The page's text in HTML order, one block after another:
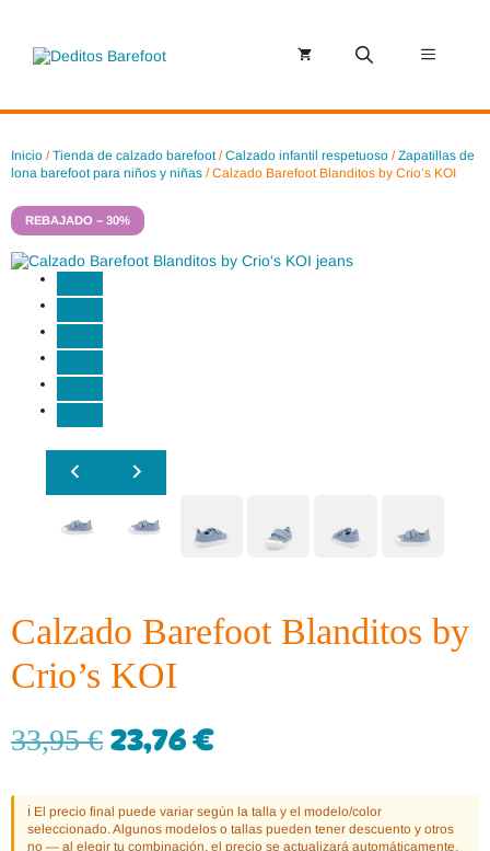
Menú
Inicio /Tienda de calzado barefoot/Calzado infantil respetuoso /Zapatillas de
lona barefoot para niños y niñas / Calzado Barefoot Blanditos by Crio’s KOI
REBAJADO – 30%
Calzado Barefoot Blanditos by
Crio’s KOI
33,95€ 23,76€
ℹ️ El precio final puede variar según la talla y el modelo/color
seleccionado. Algunos modelos o tallas pueden tener descuento y otros
no — al elegir tu combinación, el precio se actualizará automáticamente.